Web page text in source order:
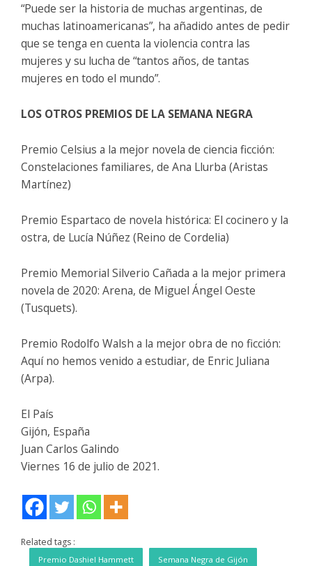
“Puede ser la historia de muchas argentinas, de
muchas latinoamericanas”, ha añadido antes de pedir
que se tenga en cuenta la violencia contra las
mujeres y su lucha de “tantos años, de tantas
mujeres en todo el mundo”.
LOS OTROS PREMIOS DE LA SEMANA NEGRA
Premio Celsius a la mejor novela de ciencia ficción:
Constelaciones familiares, de Ana Llurba (Aristas
Martínez)
Premio Espartaco de novela histórica: El cocinero y la
ostra, de Lucía Núñez (Reino de Cordelia)
Premio Memorial Silverio Cañada a la mejor primera
novela de 2020: Arena, de Miguel Ángel Oeste
(Tusquets).
Premio Rodolfo Walsh a la mejor obra de no ficción:
Aquí no hemos venido a estudiar, de Enric Juliana
(Arpa).
El País
Gijón, España
Juan Carlos Galindo
Viernes 16 de julio de 2021.
Related tags :
Premio Dashiel Hammett Semana Negra de Gijón